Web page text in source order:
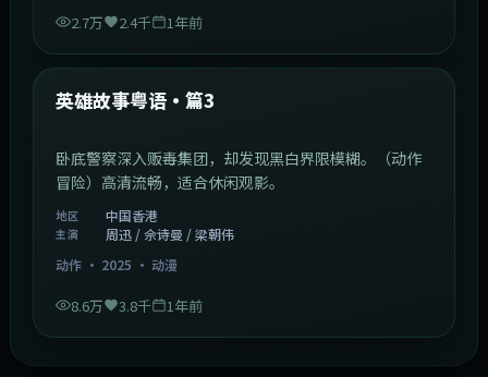
2.7万 2.4千 1年前
最新
英雄故事粤语·篇3
卧底警察深入贩毒集团，却发现黑白界限模糊。（动作
冒险）高清流畅，适合休闲观影。
地区 中国香港
主演
周迅 / 佘诗曼 / 梁朝伟
动作· 2025 · 动漫
8.6万 3.8千 1年前